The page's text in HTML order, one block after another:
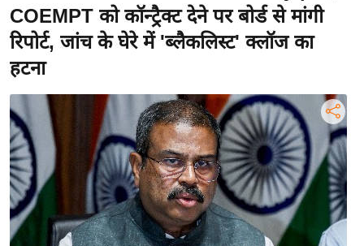
ख
ब
र
य
अं
त
र्रा
ष्ट्री
य
COEMPT को कॉन्ट्रैक्ट देने पर बोर्ड से मांगी
रिपोर्ट, जांच के घेरे में 'ब्लैकलिस्ट' क्लॉज का
हटना